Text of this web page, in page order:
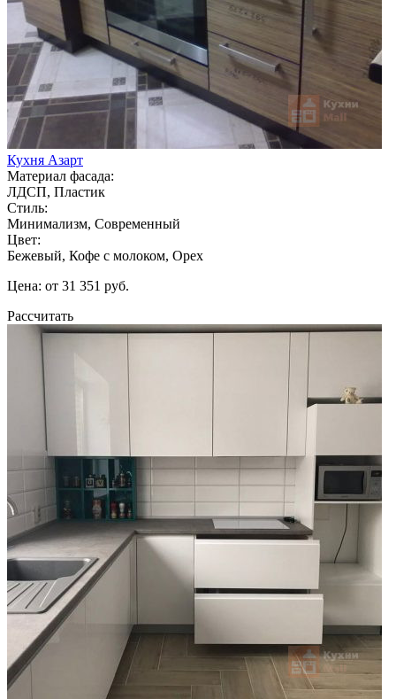
Кухня Азарт
Материал фасада:
ЛДСП, Пластик
Стиль:
Минимализм, Современный
Цвет:
Бежевый, Кофе с молоком, Орех
Цена: от 31 351 руб.
Рассчитать